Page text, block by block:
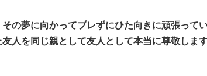
の夢に向かってブレずにひた向きに頑張って
人を同じ親として友人として本当に尊敬します